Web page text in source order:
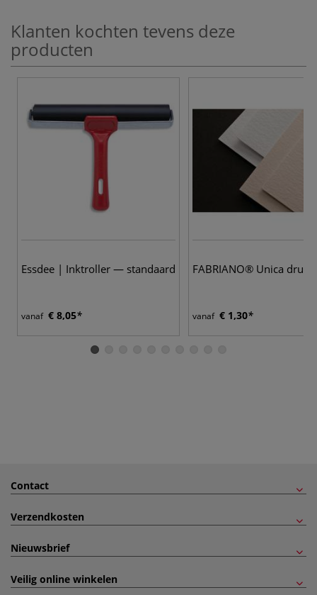
Klanten kochten tevens deze
producten
Essdee | Inktroller — standaard
vanaf € 8,05
FABRIANO® Unica
vanaf € 1,30
Contact
Verzendkosten
Nieuwsbrief
Veilig online winkelen